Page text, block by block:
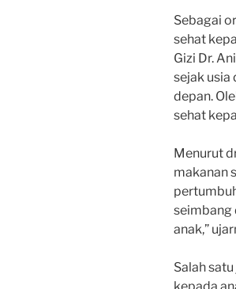
Sebagai
sehat
Gizi Dr.
sejak usia
depan.
sehat
Menurut
makanan
seimbang
anak,”
Salah